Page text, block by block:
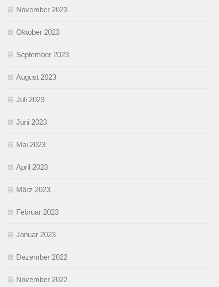
November 2023
Oktober 2023
September 2023
August 2023
Juli 2023
Juni 2023
Mai 2023
April 2023
März 2023
Februar 2023
Januar 2023
Dezember 2022
November 2022